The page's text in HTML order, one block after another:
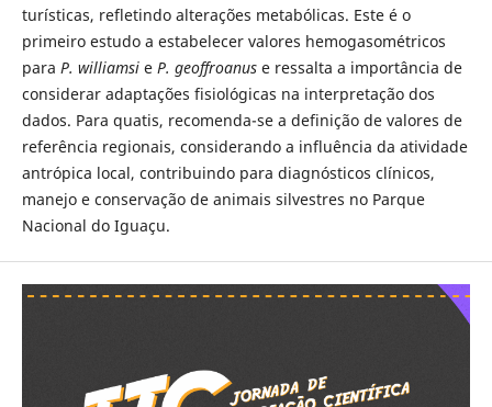
turísticas, refletindo alterações metabólicas. Este é o
primeiro estudo a estabelecer valores hemogasométricos
para P. williamsie P. geoffroanuse ressalta a importância de
considerar adaptações fisiológicas na interpretação dos
dados. Para quatis, recomenda-se a definição de valores de
referência regionais, considerando a influência da atividade
antrópica local, contribuindo para diagnósticos clínicos,
manejo e conservação de animais silvestres no Parque
Nacional do Iguaçu.